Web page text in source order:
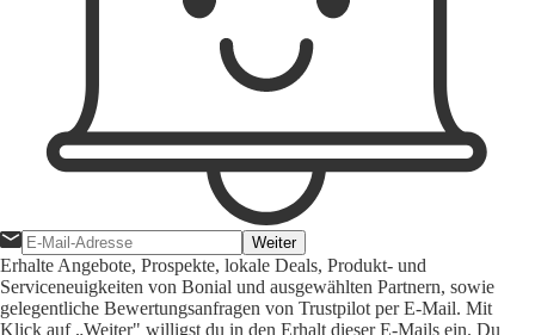
Weiter
Erhalte Angebote, Prospekte, lokale Deals, Produkt- und
Serviceneuigkeiten von Bonial und ausgewählten Partnern, sowie
gelegentliche Bewertungsanfragen von Trustpilot per E-Mail. Mit
Klick auf „Weiter" willigst du in den Erhalt dieser E-Mails ein. Du